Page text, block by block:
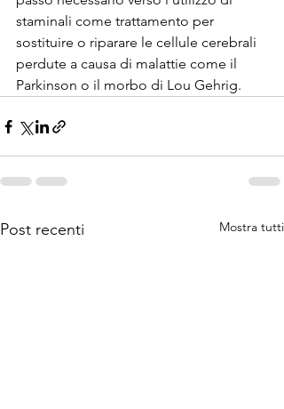
staminali come trattamento per
sostituire o riparare le cellule cerebrali
perdute a causa di malattie come il
Parkinson o il morbo di Lou Gehrig.
Post recenti Mostra tutti